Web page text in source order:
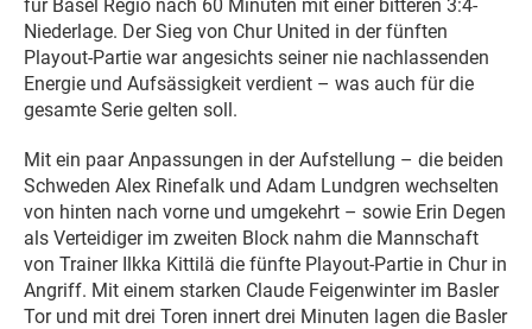
für Basel Regio nach 60 Minuten mit einer bitteren 3:4-
Niederlage. Der Sieg von Chur United in der fünften
Playout-Partie war angesichts seiner nie nachlassenden
Energie und Aufsässigkeit verdient – was auch für die
gesamte Serie gelten soll.
Mit ein paar Anpassungen in der Aufstellung – die beiden
Schweden Alex Rinefalk und Adam Lundgren wechselten
von hinten nach vorne und umgekehrt – sowie Erin Degen
als Verteidiger im zweiten Block nahm die Mannschaft
von Trainer Ilkka Kittilä die fünfte Playout-Partie in Chur in
Angriff. Mit einem starken Claude Feigenwinter im Basler
Tor und mit drei Toren innert drei Minuten lagen die Basler